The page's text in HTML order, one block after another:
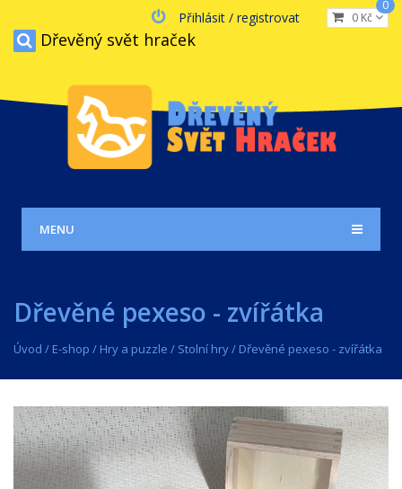
0 Kč
0
Přihlásit / registrovat
Dřevěný svět hraček
MENU
Dřevěné pexeso - zvířátka
Úvod / E-shop / Hry a puzzle / Stolní hry/ Dřevěné pexeso - zvířátka